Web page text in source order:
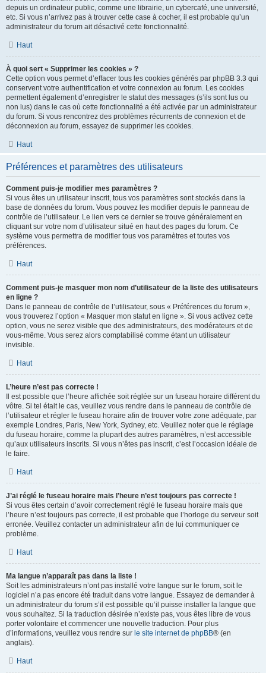
depuis un ordinateur public, comme une librairie, un cybercafé, une université,
etc. Si vous n’arrivez pas à trouver cette case à cocher, il est probable qu’un
administrateur du forum ait désactivé cette fonctionnalité.
Haut
À quoi sert « Supprimer les cookies » ?
Cette option vous permet d’effacer tous les cookies générés par phpBB 3.3 qui
conservent votre authentification et votre connexion au forum. Les cookies
permettent également d’enregistrer le statut des messages (s’ils sont lus ou
non lus) dans le cas où cette fonctionnalité a été activée par un administrateur
du forum. Si vous rencontrez des problèmes récurrents de connexion et de
déconnexion au forum, essayez de supprimer les cookies.
Haut
Préférences et paramètres des utilisateurs
Comment puis-je modifier mes paramètres ?
Si vous êtes un utilisateur inscrit, tous vos paramètres sont stockés dans la
base de données du forum. Vous pouvez les modifier depuis le panneau de
contrôle de l’utilisateur. Le lien vers ce dernier se trouve généralement en
cliquant sur votre nom d’utilisateur situé en haut des pages du forum. Ce
système vous permettra de modifier tous vos paramètres et toutes vos
préférences.
Haut
Comment puis-je masquer mon nom d’utilisateur de la liste des utilisateurs
en ligne ?
Dans le panneau de contrôle de l’utilisateur, sous « Préférences du forum »,
vous trouverez l’option « Masquer mon statut en ligne ». Si vous activez cette
option, vous ne serez visible que des administrateurs, des modérateurs et de
vous-même. Vous serez alors comptabilisé comme étant un utilisateur
invisible.
Haut
L’heure n’est pas correcte !
Il est possible que l’heure affichée soit réglée sur un fuseau horaire différent du
vôtre. Si tel était le cas, veuillez vous rendre dans le panneau de contrôle de
l’utilisateur et régler le fuseau horaire afin de trouver votre zone adéquate, par
exemple Londres, Paris, New York, Sydney, etc. Veuillez noter que le réglage
du fuseau horaire, comme la plupart des autres paramètres, n’est accessible
qu’aux utilisateurs inscrits. Si vous n’êtes pas inscrit, c’est l’occasion idéale de
le faire.
Haut
J’ai réglé le fuseau horaire mais l’heure n’est toujours pas correcte !
Si vous êtes certain d’avoir correctement réglé le fuseau horaire mais que
l’heure n’est toujours pas correcte, il est probable que l’horloge du serveur soit
erronée. Veuillez contacter un administrateur afin de lui communiquer ce
problème.
Haut
Ma langue n’apparaît pas dans la liste !
Soit les administrateurs n’ont pas installé votre langue sur le forum, soit le
logiciel n’a pas encore été traduit dans votre langue. Essayez de demander à
un administrateur du forum s’il est possible qu’il puisse installer la langue que
vous souhaitez. Si la traduction désirée n’existe pas, vous êtes libre de vous
porter volontaire et commencer une nouvelle traduction. Pour plus
d’informations, veuillez vous rendre sur le site internet de phpBB® (en
anglais).
Haut